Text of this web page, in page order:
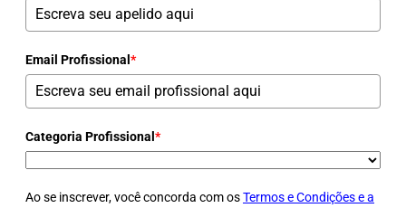
Email Profissional *
Categoria Profissional *
Ao se inscrever, você concorda com osTermos e Condições e a